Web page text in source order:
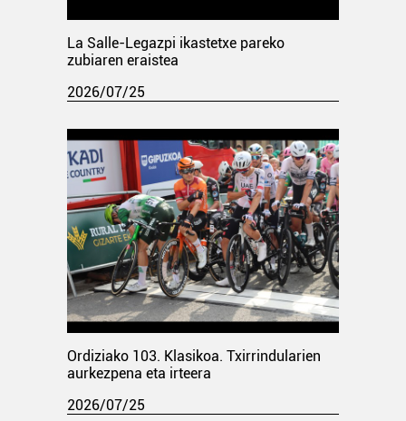
La Salle-Legazpi ikastetxe pareko
zubiaren eraistea
2026/07/25
Ordiziako 103. Klasikoa. Txirrindularien
aurkezpena eta irteera
2026/07/25